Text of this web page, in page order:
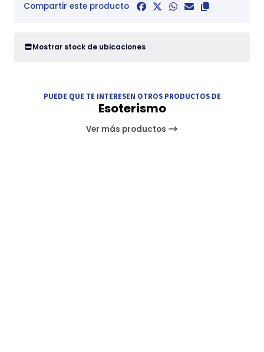
Compartir este producto
Mostrar stock de ubicaciones
PUEDE QUE TE INTERESEN OTROS PRODUCTOS DE
Esoterismo
Ver más productos